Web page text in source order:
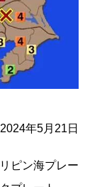
年5月21日
ピン海プレー